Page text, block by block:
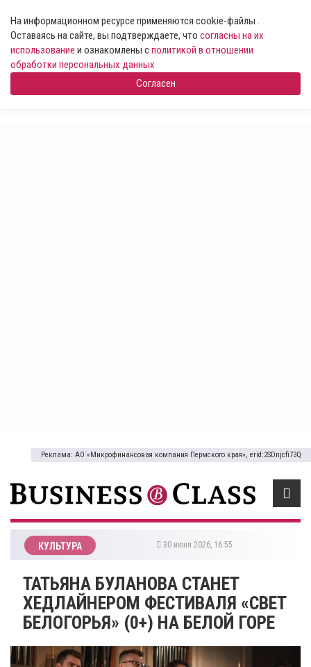
На информационном ресурсе применяются cookie-файлы .
Оставаясь на сайте, вы подтверждаете, что согласны на их
использование и ознакомлены сполитикой в отношении
обработки персональных данных
Согласен
Реклама: АО «Микрофинансовая компания Пермского края», erid:2SDnjcfi73Q
КУЛЬТУРА 30 июня 2026, 16:55
ТАТЬЯНА БУЛАНОВА СТАНЕТ
ХЕДЛАЙНЕРОМ ФЕСТИВАЛЯ «СВЕТ
БЕЛОГОРЬЯ» (0+) НА БЕЛОЙ ГОРЕ